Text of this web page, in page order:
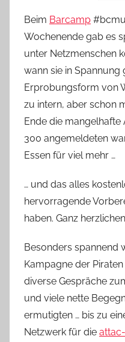
Beim Barcamp
Wochenende gab es
unter Netzmenschen
wann sie in Spannung
Erprobungsform von
zu intern, aber schon
Ende die
300 angemeldeten
Essen für viel mehr …
… und das alles
hervorragende
haben. Ganz
Besonders spannend
Kampagne der
diverse Gespräche
und viele nette
ermutigten … bis zu
Netzwerk für die